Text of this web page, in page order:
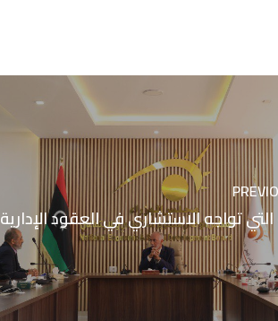
التي تواجه الاستشاري في العقود الإدارية